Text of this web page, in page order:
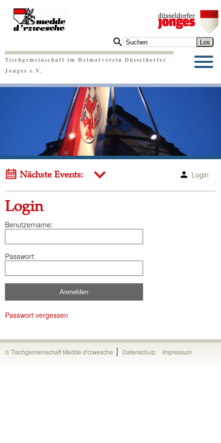
Tischgemeinschaft im Heimatverein Düsseldorfer
Jonges e.V.
Login
Nächste Events:
Login
Benutzername:
Passwort:
Passwort vergessen
© Tischgemeinschaft Medde d'rzwesche Datenschutz Impressum